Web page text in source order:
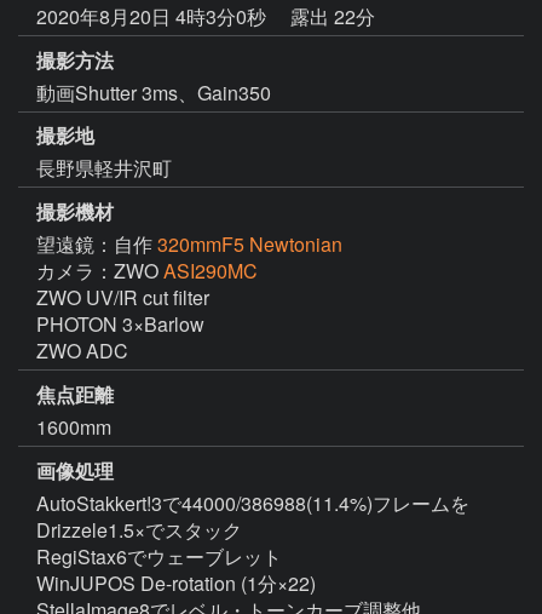
2020年8月20日 4時3分0秒
露出 22分
撮影方法
動画Shutter 3ms、Gain350
撮影地
長野県軽井沢町
撮影機材
望遠鏡：自作320mmF5 Newtonian
カメラ：ZWOASI290MC
ZWO UV/IR cut filter
PHOTON 3×Barlow
ZWO ADC
焦点距離
1600mm
画像処理
AutoStakkert!3で44000/386988(11.4%)フレームを
Drizzele1.5×でスタック
RegiStax6でウェーブレット
WinJUPOS De-rotation (1分×22)